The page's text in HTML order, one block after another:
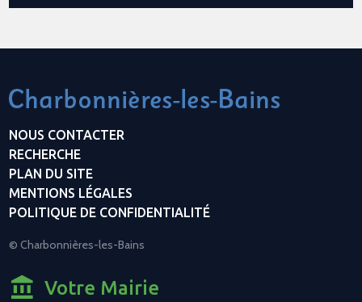
NOUS CONTACTER
RECHERCHE
PLAN DU SITE
MENTIONS LÉGALES
POLITIQUE DE CONFIDENTIALITÉ
© Charbonnières-les-Bains
Votre Mairie